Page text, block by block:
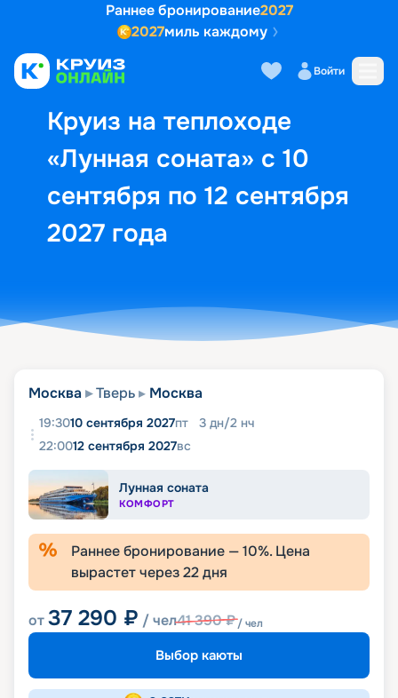
Раннее бронирование2027
2027миль каждому
Войти
Круиз на теплоходе
«Лунная соната» с 10
сентября по 12 сентября
2027 года
Выбор кают Маршрут и
Москва Тверь Москва
19:3010 сентября 2027пт 3 дн/2 нч
22:0012 сентября 2027вс
Лунная соната
КОМФОРТ
Раннее бронирование —10%. Цена
вырастет через22дня
от37 290 ₽ / чел41 390₽/ чел
Выбор каюты